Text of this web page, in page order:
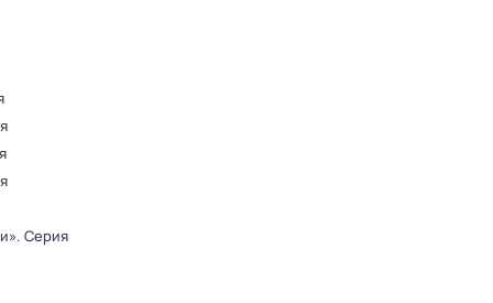
. Серия